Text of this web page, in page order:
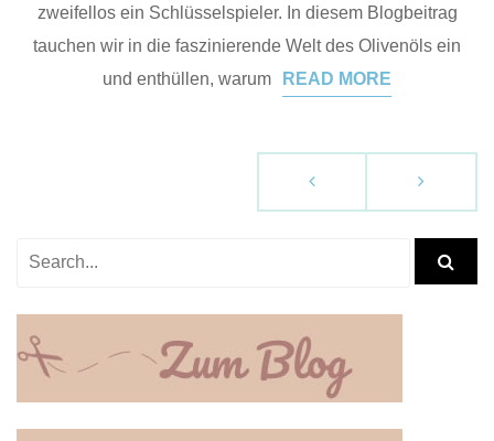
zweifellos ein Schlüsselspieler. In diesem Blogbeitrag
tauchen wir in die faszinierende Welt des Olivenöls ein
und enthüllen, warum
READ MORE
g